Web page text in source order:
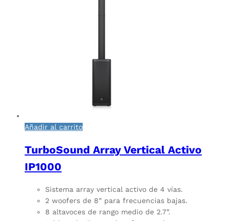
Añadir al carrito
TurboSound Array Vertical Activo
IP1000
Sistema array vertical activo de 4 vías.
2 woofers de 8” para frecuencias bajas.
8 altavoces de rango medio de 2.7”.